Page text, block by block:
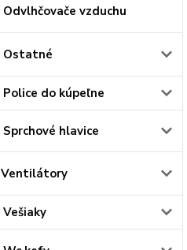
Odvlhčovače vzduchu
Ostatné
Police do kúpeľne
Sprchové hlavice
Ventilátory
Vešiaky